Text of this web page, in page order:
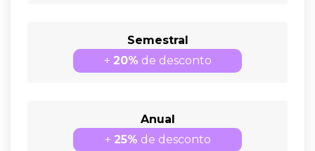
Semestral
+ 20% de desconto
Anual
+ 25% de desconto